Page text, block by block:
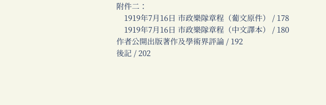
附件二：
1919年7月16日 市政樂隊章程（葡文原件） / 178
1919年7月16日 市政樂隊章程（中文譯本） / 180
作者公開出版著作及學術界評論 / 192
後記 / 202